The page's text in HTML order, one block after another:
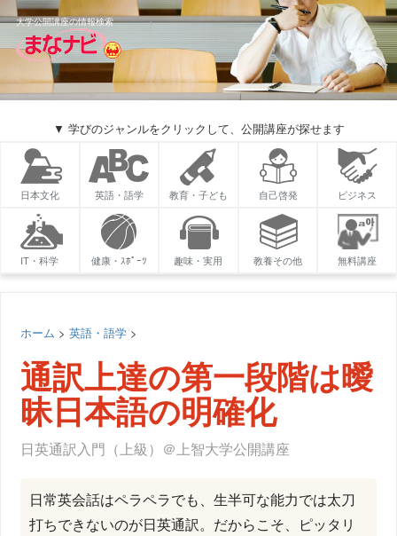
大学公開講座の情報検索
▼ 学びのジャンルをクリックして、公開講座が探せます
日本文化 英語・語学 教育・子ども 自己啓発 ビジネス
IT・科学 健康・ｽﾎﾟｰﾂ 趣味・実用 教養その他 無料講座
ホーム >英語・語学 >
通訳上達の第一段階は曖
昧日本語の明確化
日英通訳入門（上級）＠上智大学公開講座
日常英会話はペラペラでも、生半可な能力では太刀
打ちできないのが日英通訳。だからこそ、ピッタリ